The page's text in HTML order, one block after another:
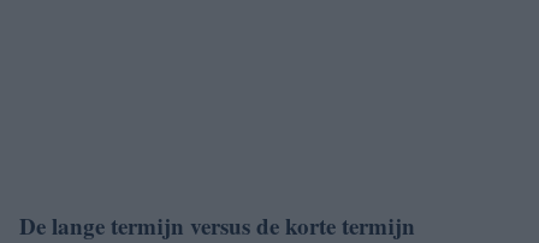
De lange termijn versus de korte termijn